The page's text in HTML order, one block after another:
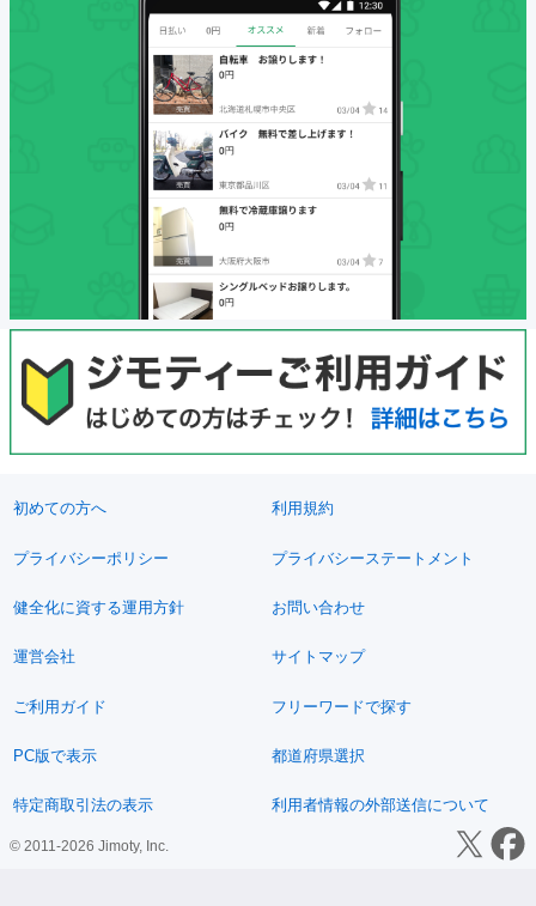
初めての方へ 利用規約
プライバシーポリシー プライバシーステートメント
健全化に資する運用方針 お問い合わせ
運営会社 サイトマップ
ご利用ガイド フリーワードで探す
PC版で表示 都道府県選択
特定商取引法の表示 利用者情報の外部送信について
© 2011-2026 Jimoty, Inc.